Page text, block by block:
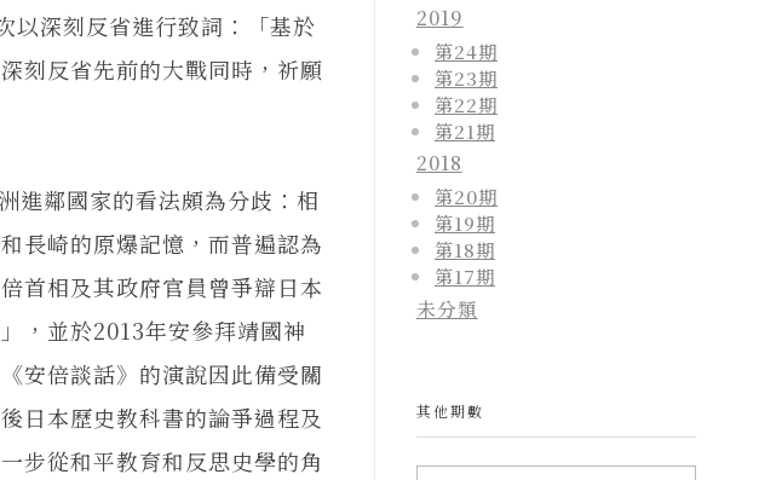
以深刻反省進行致詞：「基於
刻反省先前的大戰同時，祈願
鄰國家的看法頗為分歧：相
長崎的原爆記憶，而普遍認為
首相及其政府官員曾爭辯日本
，並於2013年安參拜靖國神
安倍談話》的演說因此備受關
日本歷史教科書的論爭過程及
步從和平教育和反思史學的角
2019
第24期
第23期
第22期
第21期
2018
第20期
第19期
第18期
第17期
未分類
其他期數